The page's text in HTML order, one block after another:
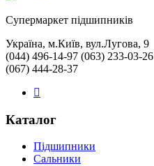
Cупермаркет підшипників
Україна, м.Київ, вул.Лугова, 9
(044) 496-14-97 (063) 233-03-26
(067) 444-28-37
Каталог
Підшипники
Сальники